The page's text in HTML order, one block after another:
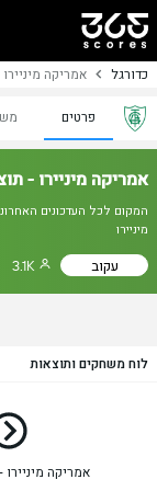
כדורגל אמריקה מיניירו
פרטים
אמריקה מיניירו -
המקום לכל העדכונים
מיניירו
עקוב 3.1K
לוח משחקים ותוצאות
אמריקה